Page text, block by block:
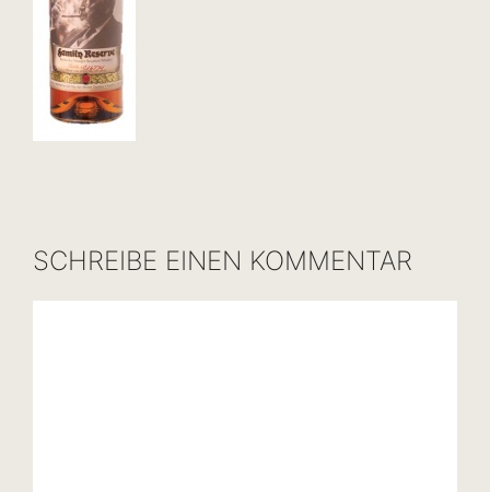
SCHREIBE EINEN KOMMENTAR